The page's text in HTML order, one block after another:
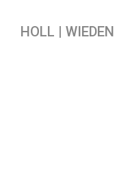
HOLL |